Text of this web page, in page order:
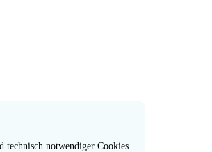
technisch notwendiger Cookies